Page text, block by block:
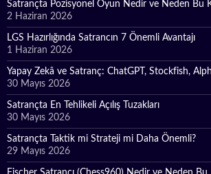
Satrançta Pozisyonel Oyun Nedir ve Neden Bu
2 Haziran 2026
LGS Hazırlığında Satrancın 7 Önemli Avantajı
1 Haziran 2026
Yapay Zekâ ve Satranç: ChatGPT, Stockfish,
30 Mayıs 2026
Satrançta En Tehlikeli Açılış Tuzakları
30 Mayıs 2026
Satrançta Taktik mi Strateji mi Daha Önemli?
29 Mayıs 2026